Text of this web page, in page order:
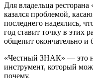
Для владельца
казался проблемой,
последнего надеялись,
год ставит точку в этих
общепит окончательно и
«Честный ЗНАК» — это
инструмент, который
почему.